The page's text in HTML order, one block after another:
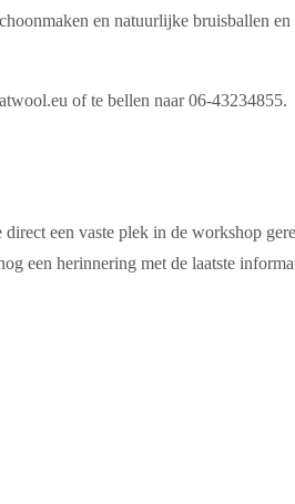
en natuurlijke bruisballen en
of te bellen naar 06-43234855.
een vaste plek in de workshop
een herinnering met de laatste